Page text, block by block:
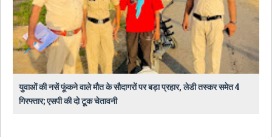
युवाओं की नसें फूंकने वाले मौत के सौदागरों पर बड़ा प्रहार, लेडी तस्कर समेत 4
गिरफ्तार; एसपी की दो टूक चेतावनी